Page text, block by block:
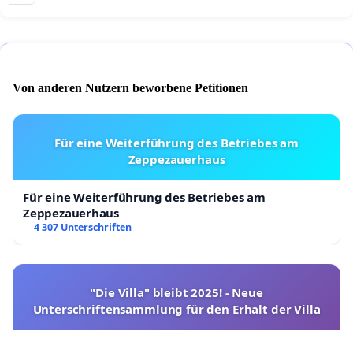
Von anderen Nutzern beworbene Petitionen
Für eine Weiterführung des Betriebes am
Zeppezauerhaus
Für eine Weiterführung des Betriebes am
Zeppezauerhaus
4 307 Unterschriften
"Die Villa" bleibt 2025! - Neue
Unterschriftensammlung für den Erhalt der Villa